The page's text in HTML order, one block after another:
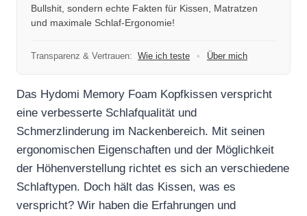
Bullshit, sondern echte Fakten für Kissen, Matratzen
und maximale Schlaf-Ergonomie!
Transparenz & Vertrauen: Wie ich teste • Über mich
Das Hydomi Memory Foam Kopfkissen verspricht
eine verbesserte Schlafqualität und
Schmerzlinderung im Nackenbereich. Mit seinen
ergonomischen Eigenschaften und der Möglichkeit
der Höhenverstellung richtet es sich an verschiedene
Schlaftypen. Doch hält das Kissen, was es
verspricht? Wir haben die Erfahrungen und